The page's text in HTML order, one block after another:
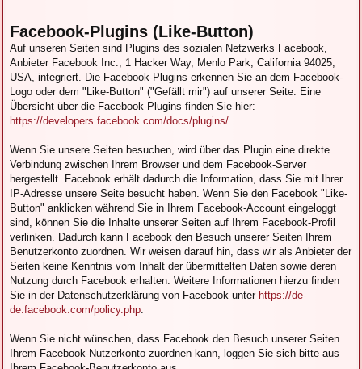
Facebook-Plugins (Like-Button)
Auf unseren Seiten sind Plugins des sozialen Netzwerks Facebook,
Anbieter Facebook Inc., 1 Hacker Way, Menlo Park, California 94025,
USA, integriert. Die Facebook-Plugins erkennen Sie an dem Facebook-
Logo oder dem "Like-Button" ("Gefällt mir") auf unserer Seite. Eine
Übersicht über die Facebook-Plugins finden Sie hier:
https://developers.facebook.com/docs/plugins/
Wenn Sie unsere Seiten besuchen, wird über das Plugin eine direkte
Verbindung zwischen Ihrem Browser und dem Facebook-Server
hergestellt. Facebook erhält dadurch die Information, dass Sie mit Ihrer
IP-Adresse unsere Seite besucht haben. Wenn Sie den Facebook "Like-
Button" anklicken während Sie in Ihrem Facebook-Account eingeloggt
sind, können Sie die Inhalte unserer Seiten auf Ihrem Facebook-Profil
verlinken. Dadurch kann Facebook den Besuch unserer Seiten Ihrem
Benutzerkonto zuordnen. Wir weisen darauf hin, dass wir als Anbieter der
Seiten keine Kenntnis vom Inhalt der übermittelten Daten sowie deren
Nutzung durch Facebook erhalten. Weitere Informationen hierzu finden
Sie in der Datenschutzerklärung von Facebook unter https://de-
de.facebook.com/policy.php
Wenn Sie nicht wünschen, dass Facebook den Besuch unserer Seiten
Ihrem Facebook-Nutzerkonto zuordnen kann, loggen Sie sich bitte aus